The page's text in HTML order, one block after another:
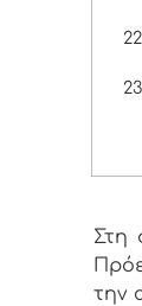
Στη
την